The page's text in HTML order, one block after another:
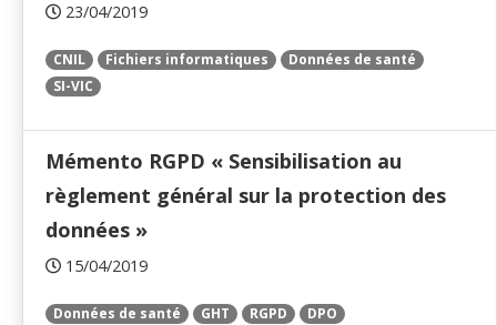
23/04/2019
CNIL Fichiers informatiques
Données de santé
SI-VIC
Mémento RGPD « Sensibilisation au
règlement général sur la protection des
données »
15/04/2019
Données de santé GHT RGPD DPO